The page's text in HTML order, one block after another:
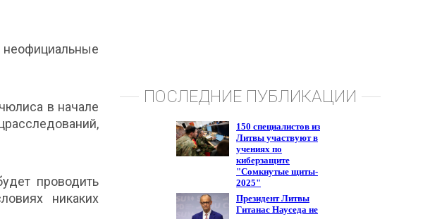
в начале
проводить
никаких
ПОСЛЕДНИЕ ПУБЛИКАЦИИ